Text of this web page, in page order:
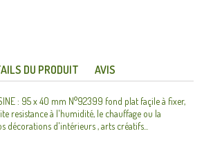
DU PRODUIT AVIS
: 95 x 40 mm N°92399 fond plat façile à fixer,
resistance à l'humidité, le chauffage ou la
décorations d'intérieurs , arts créatifs...